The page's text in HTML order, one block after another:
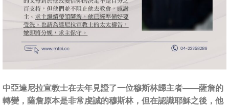
中亞達尼拉宣教士在去年見證了一位穆斯林歸主者——薩詹的
轉變，薩詹原本是非常虔誠的穆斯林，但在認識耶穌之後，他